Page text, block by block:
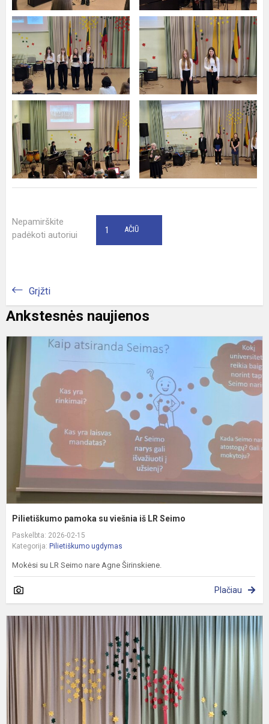
Nepamirškite
padėkoti autoriui
AČIŪ
1
Grįžti
Ankstesnės naujienos
Pilietiškumo pamoka su viešnia iš LR Seimo
Paskelbta: 2026-02-15
Kategorija: Pilietiškumo ugdymas
Mokėsi su LR Seimo nare Agne Širinskiene.
Plačiau